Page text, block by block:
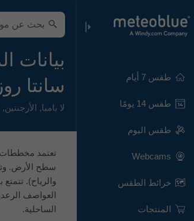
طقس 7 أيام
طقس 14 يومًا
طقس اليوم
Webcams
خرائط الطقس
المنتجات
بيانات
سانتا
لا بامبا, الأرجنتين,
سطح الأرض.
العواصف
الساحلية.